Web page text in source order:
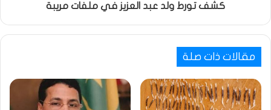
كشف تورط ولد عبد العزيز في ملفات مريبة
مقالات ذات صلة